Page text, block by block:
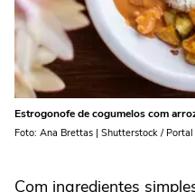
Estrogonofe de cogumelos com
Foto: Ana Brettas | Shutterstock / Portal
Com ingredientes